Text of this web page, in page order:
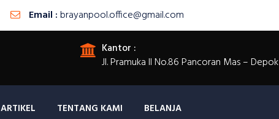
Email :brayanpool.office@gmail.com
Kantor :
Jl. Pramuka II No.86 Pancoran Mas – Depok
ARTIKEL TENTANG KAMI BELANJA